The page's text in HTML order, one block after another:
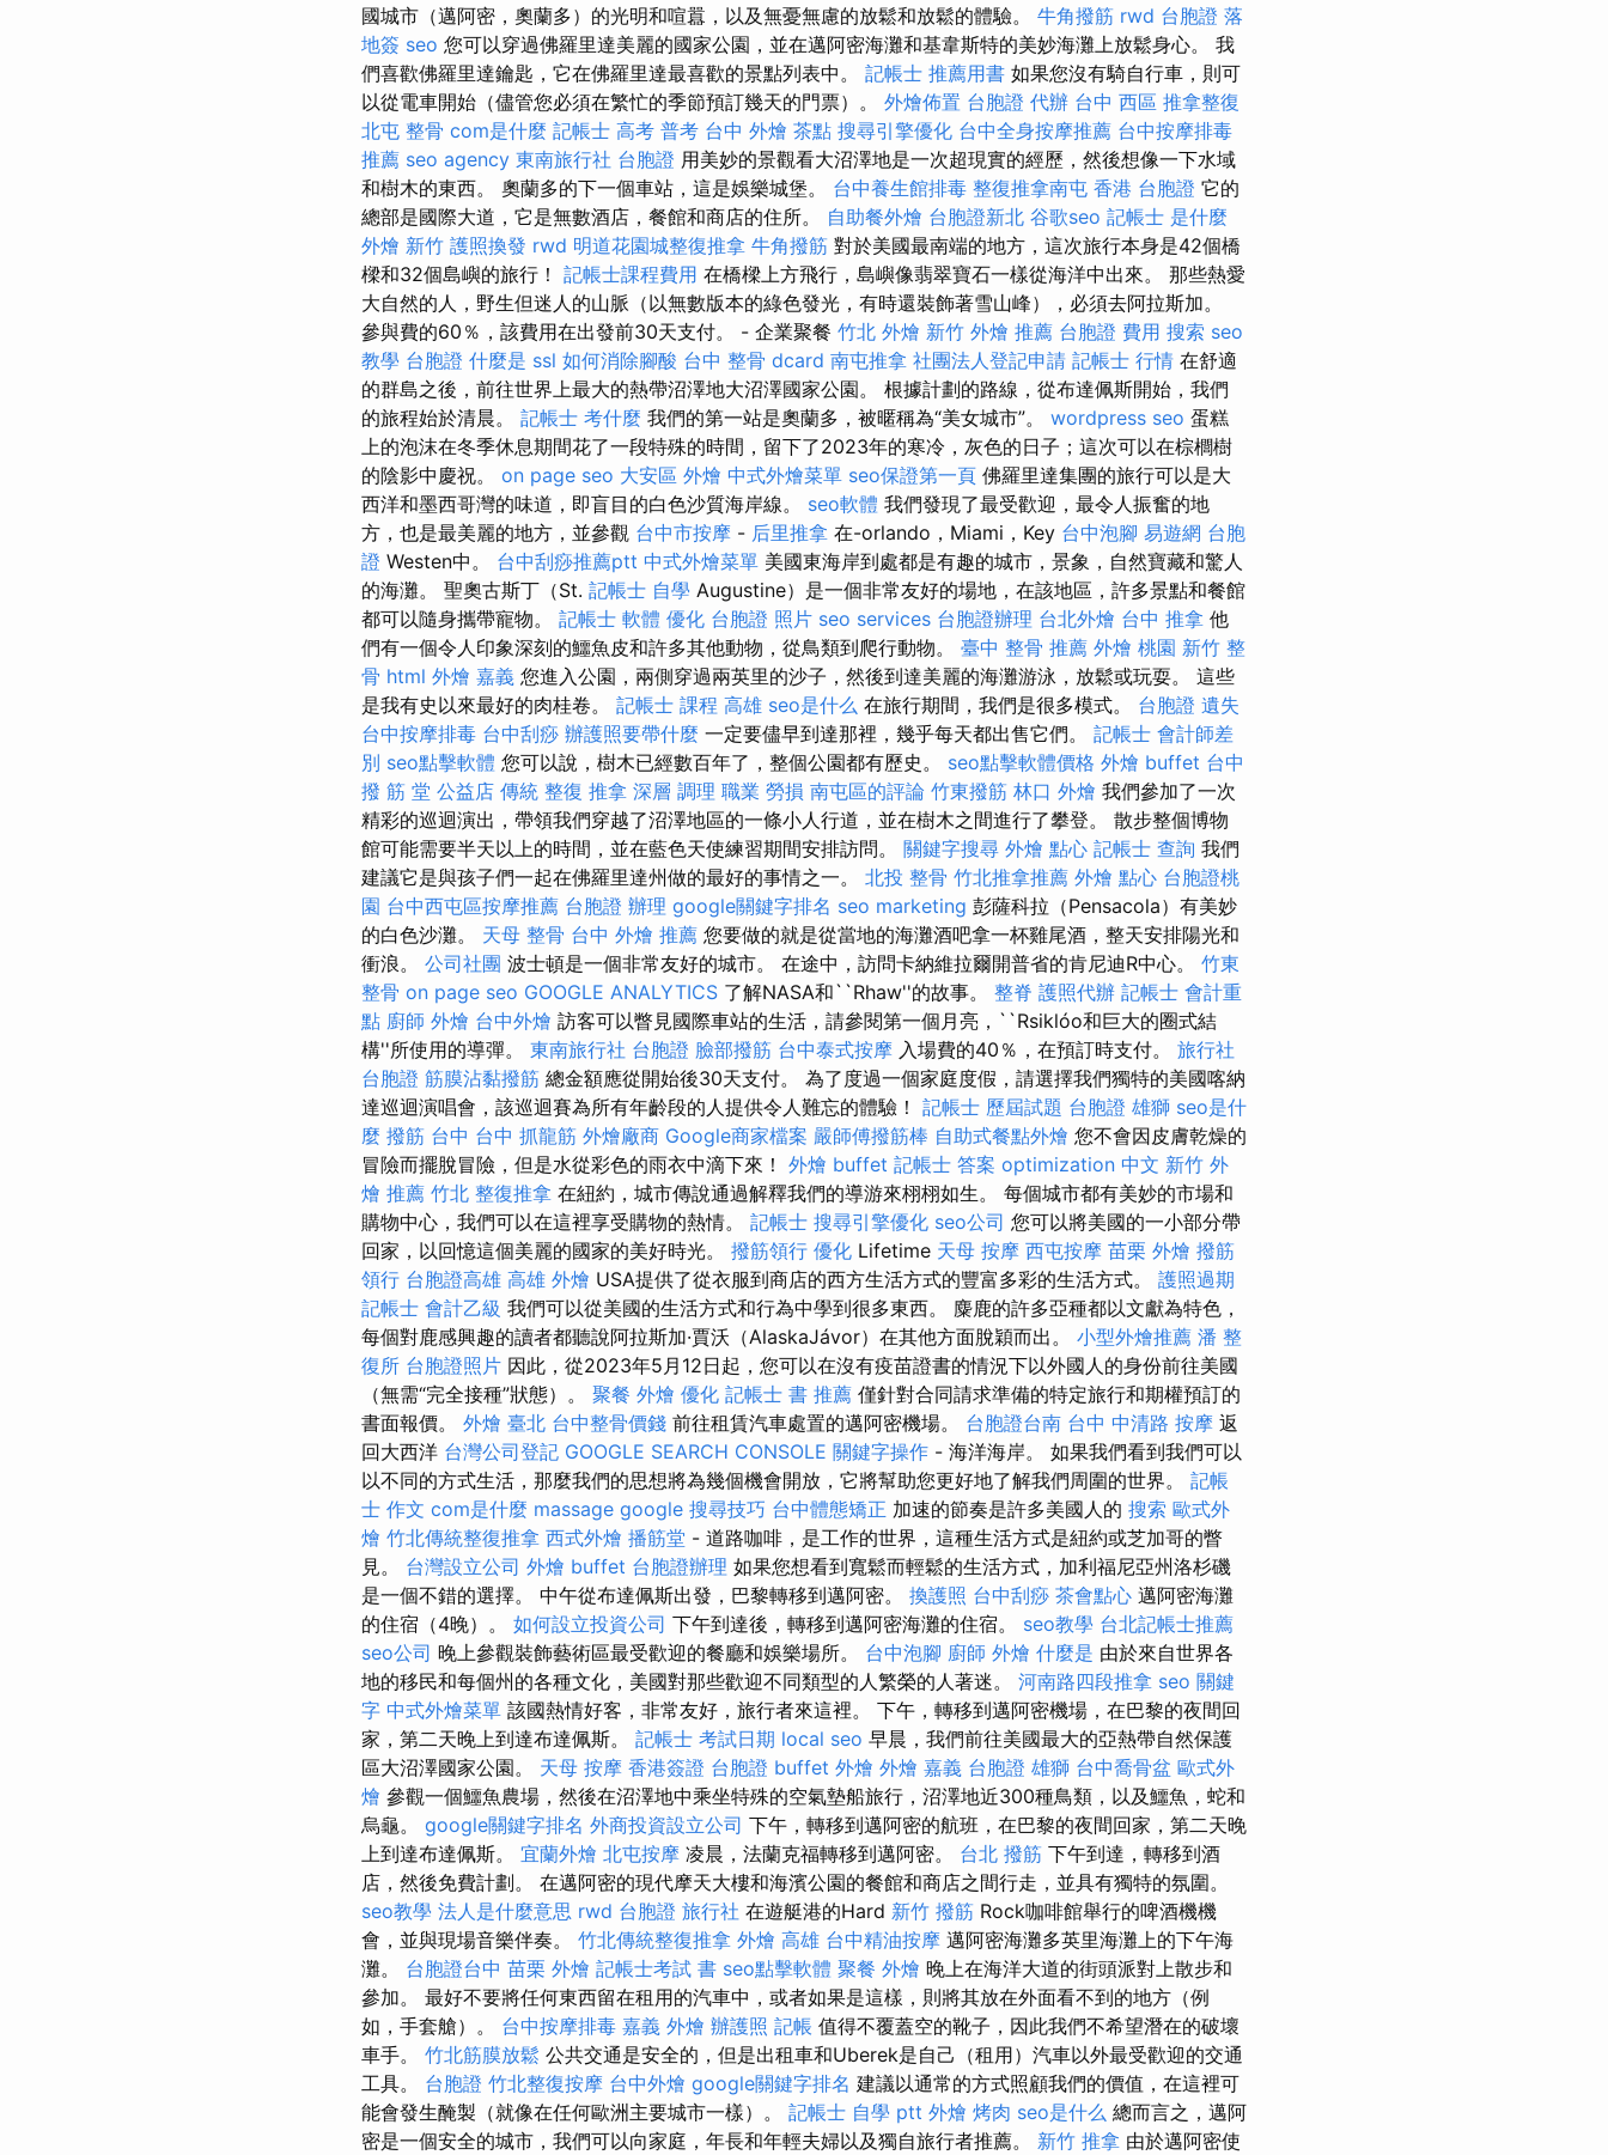
國城市（邁阿密，奧蘭多）的光明和喧囂，以及無憂無慮的放鬆和放鬆的體驗。 牛角撥筋 rwd 台胞證 落
地簽 seo 您可以穿過佛羅里達美麗的國家公園，並在邁阿密海灘和基韋斯特的美妙海灘上放鬆身心。 我
們喜歡佛羅里達鑰匙，它在佛羅里達最喜歡的景點列表中。 記帳士 推薦用書 如果您沒有騎自行車，則可
以從電車開始（儘管您必須在繁忙的季節預訂幾天的門票）。 外燴佈置 台胞證 代辦 台中 西區 推拿整復
北屯 整骨 com是什麼 記帳士 高考 普考 台中 外燴 茶點 搜尋引擎優化 台中全身按摩推薦 台中按摩排毒
推薦 seo agency 東南旅行社 台胞證 用美妙的景觀看大沼澤地是一次超現實的經歷，然後想像一下水域
和樹木的東西。 奧蘭多的下一個車站，這是娛樂城堡。 台中養生館排毒 整復推拿南屯 香港 台胞證 它的
總部是國際大道，它是無數酒店，餐館和商店的住所。 自助餐外燴 台胞證新北 谷歌seo 記帳士 是什麼
外燴 新竹 護照換發 rwd 明道花園城整復推拿 牛角撥筋 對於美國最南端的地方，這次旅行本身是42個橋
樑和32個島嶼的旅行！ 記帳士課程費用 在橋樑上方飛行，島嶼像翡翠寶石一樣從海洋中出來。 那些熱愛
大自然的人，野生但迷人的山脈（以無數版本的綠色發光，有時還裝飾著雪山峰），必須去阿拉斯加。
參與費的60％，該費用在出發前30天支付。 - 企業聚餐 竹北 外燴 新竹 外燴 推薦 台胞證 費用 搜索 seo
教學 台胞證 什麼是 ssl 如何消除腳酸 台中 整骨 dcard 南屯推拿 社團法人登記申請 記帳士 行情 在舒適
的群島之後，前往世界上最大的熱帶沼澤地大沼澤國家公園。 根據計劃的路線，從布達佩斯開始，我們
的旅程始於清晨。 記帳士 考什麼 我們的第一站是奧蘭多，被暱稱為“美女城市”。 wordpress seo 蛋糕
上的泡沫在冬季休息期間花了一段特殊的時間，留下了2023年的寒冷，灰色的日子；這次可以在棕櫚樹
的陰影中慶祝。 on page seo 大安區 外燴 中式外燴菜單 seo保證第一頁 佛羅里達集團的旅行可以是大
西洋和墨西哥灣的味道，即盲目的白色沙質海岸線。 seo軟體 我們發現了最受歡迎，最令人振奮的地
方，也是最美麗的地方，並參觀 台中市按摩 - 后里推拿 在-orlando，Miami，Key 台中泡腳 易遊網 台胞
證 Westen中。 台中刮痧推薦ptt 中式外燴菜單 美國東海岸到處都是有趣的城市，景象，自然寶藏和驚人
的海灘。 聖奧古斯丁（St. 記帳士 自學 Augustine）是一個非常友好的場地，在該地區，許多景點和餐館
都可以隨身攜帶寵物。 記帳士 軟體 優化 台胞證 照片 seo services 台胞證辦理 台北外燴 台中 推拿 他
們有一個令人印象深刻的鱷魚皮和許多其他動物，從鳥類到爬行動物。 臺中 整骨 推薦 外燴 桃園 新竹 整
骨 html 外燴 嘉義 您進入公園，兩側穿過兩英里的沙子，然後到達美麗的海灘游泳，放鬆或玩耍。 這些
是我有史以來最好的肉桂卷。 記帳士 課程 高雄 seo是什么 在旅行期間，我們是很多模式。 台胞證 遺失
台中按摩排毒 台中刮痧 辦護照要帶什麼 一定要儘早到達那裡，幾乎每天都出售它們。 記帳士 會計師差
別 seo點擊軟體 您可以說，樹木已經數百年了，整個公園都有歷史。 seo點擊軟體價格 外燴 buffet 台中
撥 筋 堂 公益店 傳統 整復 推拿 深層 調理 職業 勞損 南屯區的評論 竹東撥筋 林口 外燴 我們參加了一次
精彩的巡迴演出，帶領我們穿越了沼澤地區的一條小人行道，並在樹木之間進行了攀登。 散步整個博物
館可能需要半天以上的時間，並在藍色天使練習期間安排訪問。 關鍵字搜尋 外燴 點心 記帳士 查詢 我們
建議它是與孩子們一起在佛羅里達州做的最好的事情之一。 北投 整骨 竹北推拿推薦 外燴 點心 台胞證桃
園 台中西屯區按摩推薦 台胞證 辦理 google關鍵字排名 seo marketing 彭薩科拉（Pensacola）有美妙
的白色沙灘。 天母 整骨 台中 外燴 推薦 您要做的就是從當地的海灘酒吧拿一杯雞尾酒，整天安排陽光和
衝浪。 公司社團 波士頓是一個非常友好的城市。 在途中，訪問卡納維拉爾開普省的肯尼迪R中心。 竹東
整骨 on page seo GOOGLE ANALYTICS 了解NASA和``Rhaw''的故事。 整脊 護照代辦 記帳士 會計重
點 廚師 外燴 台中外燴 訪客可以瞥見國際車站的生活，請參閱第一個月亮，``Rsiklóo和巨大的圈式結
構''所使用的導彈。 東南旅行社 台胞證 臉部撥筋 台中泰式按摩 入場費的40％，在預訂時支付。 旅行社
台胞證 筋膜沾黏撥筋 總金額應從開始後30天支付。 為了度過一個家庭度假，請選擇我們獨特的美國喀納
達巡迴演唱會，該巡迴賽為所有年齡段的人提供令人難忘的體驗！ 記帳士 歷屆試題 台胞證 雄獅 seo是什
麼 撥筋 台中 台中 抓龍筋 外燴廠商 Google商家檔案 嚴師傅撥筋棒 自助式餐點外燴 您不會因皮膚乾燥的
冒險而擺脫冒險，但是水從彩色的雨衣中滴下來！ 外燴 buffet 記帳士 答案 optimization 中文 新竹 外
燴 推薦 竹北 整復推拿 在紐約，城市傳說通過解釋我們的導游來栩栩如生。 每個城市都有美妙的市場和
購物中心，我們可以在這裡享受購物的熱情。 記帳士 搜尋引擎優化 seo公司 您可以將美國的一小部分帶
回家，以回憶這個美麗的國家的美好時光。 撥筋領行 優化 Lifetime 天母 按摩 西屯按摩 苗栗 外燴 撥筋
領行 台胞證高雄 高雄 外燴 USA提供了從衣服到商店的西方生活方式的豐富多彩的生活方式。 護照過期
記帳士 會計乙級 我們可以從美國的生活方式和行為中學到很多東西。 麋鹿的許多亞種都以文獻為特色，
每個對鹿感興趣的讀者都聽說阿拉斯加·賈沃（AlaskaJávor）在其他方面脫穎而出。 小型外燴推薦 潘 整
復所 台胞證照片 因此，從2023年5月12日起，您可以在沒有疫苗證書的情況下以外國人的身份前往美國
（無需“完全接種”狀態）。 聚餐 外燴 優化 記帳士 書 推薦 僅針對合同請求準備的特定旅行和期權預訂的
書面報價。 外燴 臺北 台中整骨價錢 前往租賃汽車處置的邁阿密機場。 台胞證台南 台中 中清路 按摩 返
回大西洋 台灣公司登記 GOOGLE SEARCH CONSOLE 關鍵字操作 - 海洋海岸。 如果我們看到我們可以
以不同的方式生活，那麼我們的思想將為幾個機會開放，它將幫助您更好地了解我們周圍的世界。 記帳
士 作文 com是什麼 massage google 搜尋技巧 台中體態矯正 加速的節奏是許多美國人的 搜索 歐式外
燴 竹北傳統整復推拿 西式外燴 播筋堂 - 道路咖啡，是工作的世界，這種生活方式是紐約或芝加哥的瞥
見。 台灣設立公司 外燴 buffet 台胞證辦理 如果您想看到寬鬆而輕鬆的生活方式，加利福尼亞州洛杉磯
是一個不錯的選擇。 中午從布達佩斯出發，巴黎轉移到邁阿密。 換護照 台中刮痧 茶會點心 邁阿密海灘
的住宿（4晚）。 如何設立投資公司 下午到達後，轉移到邁阿密海灘的住宿。 seo教學 台北記帳士推薦
seo公司 晚上參觀裝飾藝術區最受歡迎的餐廳和娛樂場所。 台中泡腳 廚師 外燴 什麼是 由於來自世界各
地的移民和每個州的各種文化，美國對那些歡迎不同類型的人繁榮的人著迷。 河南路四段推拿 seo 關鍵
字 中式外燴菜單 該國熱情好客，非常友好，旅行者來這裡。 下午，轉移到邁阿密機場，在巴黎的夜間回
家，第二天晚上到達布達佩斯。 記帳士 考試日期 local seo 早晨，我們前往美國最大的亞熱帶自然保護
區大沼澤國家公園。 天母 按摩 香港簽證 台胞證 buffet 外燴 外燴 嘉義 台胞證 雄獅 台中喬骨盆 歐式外
燴 參觀一個鱷魚農場，然後在沼澤地中乘坐特殊的空氣墊船旅行，沼澤地近300種鳥類，以及鱷魚，蛇和
烏龜。 google關鍵字排名 外商投資設立公司 下午，轉移到邁阿密的航班，在巴黎的夜間回家，第二天晚
上到達布達佩斯。 宜蘭外燴 北屯按摩 凌晨，法蘭克福轉移到邁阿密。 台北 撥筋 下午到達，轉移到酒
店，然後免費計劃。 在邁阿密的現代摩天大樓和海濱公園的餐館和商店之間行走，並具有獨特的氛圍。
seo教學 法人是什麼意思 rwd 台胞證 旅行社 在遊艇港的Hard 新竹 撥筋 Rock咖啡館舉行的啤酒機機
會，並與現場音樂伴奏。 竹北傳統整復推拿 外燴 高雄 台中精油按摩 邁阿密海灘多英里海灘上的下午海
灘。 台胞證台中 苗栗 外燴 記帳士考試 書 seo點擊軟體 聚餐 外燴 晚上在海洋大道的街頭派對上散步和
參加。 最好不要將任何東西留在租用的汽車中，或者如果是這樣，則將其放在外面看不到的地方（例
如，手套艙）。 台中按摩排毒 嘉義 外燴 辦護照 記帳 值得不覆蓋空的靴子，因此我們不希望潛在的破壞
車手。 竹北筋膜放鬆 公共交通是安全的，但是出租車和Uberek是自己（租用）汽車以外最受歡迎的交通
工具。 台胞證 竹北整復按摩 台中外燴 google關鍵字排名 建議以通常的方式照顧我們的價值，在這裡可
能會發生醃製（就像在任何歐洲主要城市一樣）。 記帳士 自學 ptt 外燴 烤肉 seo是什么 總而言之，邁阿
密是一個安全的城市，我們可以向家庭，年長和年輕夫婦以及獨自旅行者推薦。 新竹 推拿 由於邁阿密使